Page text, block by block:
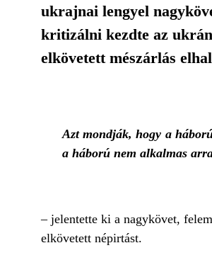
ukrajnai lengyel
kritizálni kezdte az
elkövetett mészárlás
Azt mondják, hogy a
a háború nem alkalmas
– jelentette ki a nagykövet,
elkövetett népirtást.